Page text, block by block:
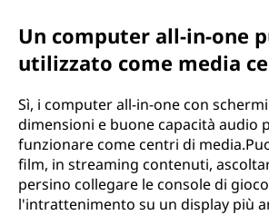
Un computer all-in-one
utilizzato come media
Sì, i computer all-in-one con
dimensioni e buone capacità audio
funzionare come centri di
film, in streaming contenuti,
persino collegare le console di
l'intrattenimento su un display più